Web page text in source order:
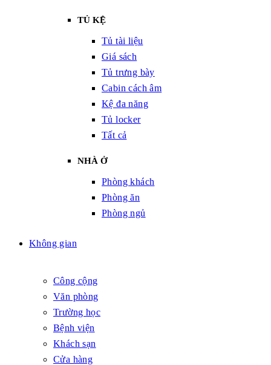
TỦ KỆ
Tủ tài liệu
Giá sách
Tủ trưng bày
Cabin cách âm
Kệ đa năng
Tủ locker
Tất cả
NHÀ Ở
Phòng khách
Phòng ăn
Phòng ngủ
Không gian
Công cộng
Văn phòng
Trường học
Bệnh viện
Khách sạn
Cửa hàng